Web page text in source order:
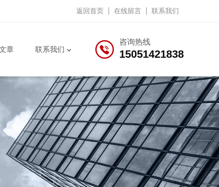
返回首页 在线留言 联系我们
咨询热线
15051421838
章 联系我们